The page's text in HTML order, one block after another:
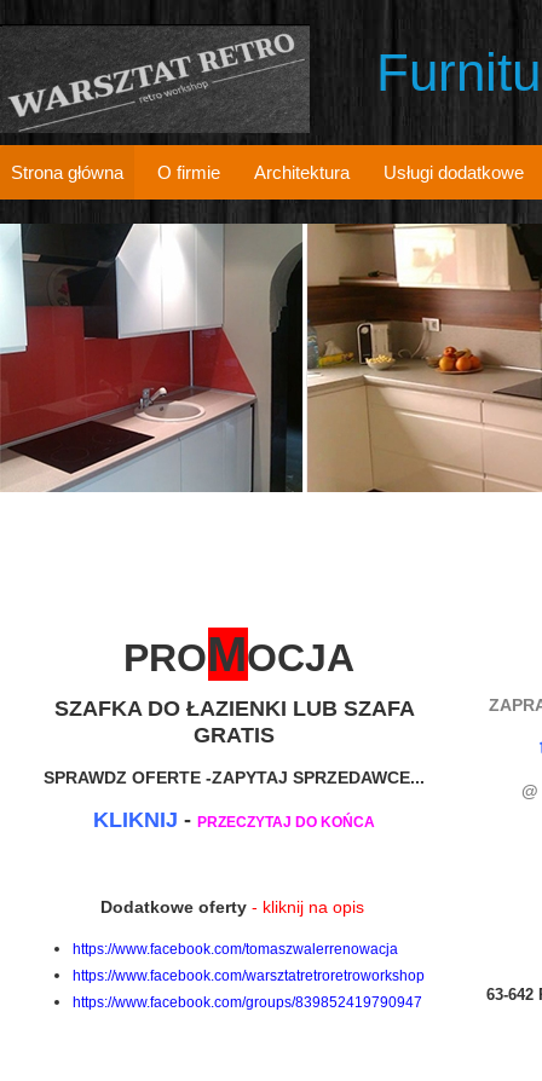
Strona główna O firmie Architektura Usługi dodatkowe
PROMOCJA
SZAFKA DO ŁAZIENKI LUB SZAFA
GRATIS
SPRAWDZ OFERTE -ZAPYTAJ SPRZEDAWCE...
KLIKNIJ -PRZECZYTAJ DO KOŃCA
Dodatkowe oferty - kliknij na opis
https://www.facebook.com/tomaszwalerrenowacja
https://www.facebook.com/warsztatretroretroworkshop
https://www.facebook.com/groups/839852419790947
63-642